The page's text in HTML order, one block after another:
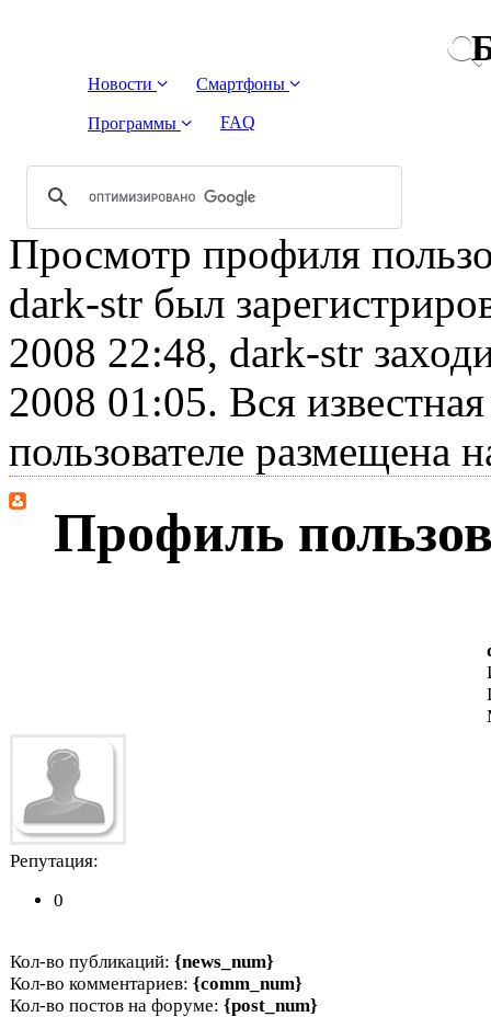
Новости Смартфоны
Программы FAQ
Просмотр профиля
dark-str был
2008 22:48, dark-str
2008 01:05. Вся
пользователе размещена
Профиль
Репутация:
0
Кол-во публикаций: {news_num}
Кол-во комментариев: {comm_num}
Кол-во постов на форуме: {post_num}